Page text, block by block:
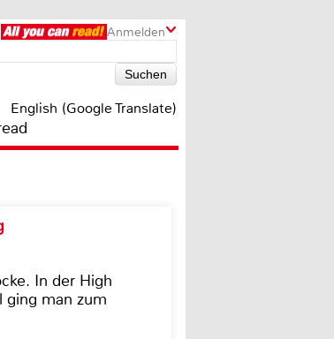
Anmelden
English (Google Translate)
In der High
ging man zum